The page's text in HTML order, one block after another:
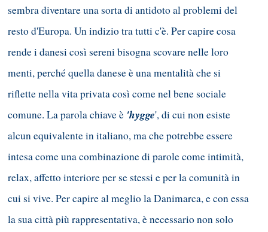
sembra diventare una sorta di antidoto al problemi del
resto d'Europa. Un indizio tra tutti c'è. Per capire cosa
rende i danesi così sereni bisogna scovare nelle loro
menti, perché quella danese è una mentalità che si
riflette nella vita privata così come nel bene sociale
comune. La parola chiave è 'hygge', di cui non esiste
alcun equivalente in italiano, ma che potrebbe essere
intesa come una combinazione di parole come intimità,
relax, affetto interiore per se stessi e per la comunità in
cui si vive. Per capire al meglio la Danimarca, e con essa
la sua città più rappresentativa, è necessario non solo